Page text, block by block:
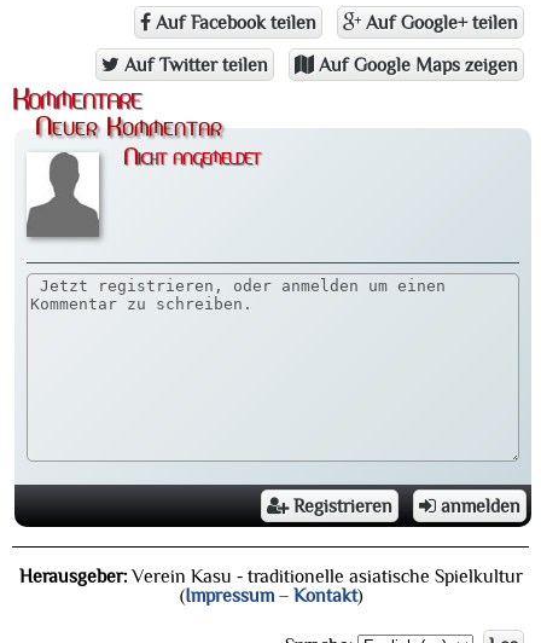
Auf Facebook teilen Auf Google+ teilen
Auf Twitter teilen Auf Google Maps zeigen
Kommentare
Neuer Kommentar
Nicht angemeldet
Registrieren anmelden
Herausgeber:Verein Kasu - traditionelle asiatische Spielkultur
(Impressum– Kontakt)